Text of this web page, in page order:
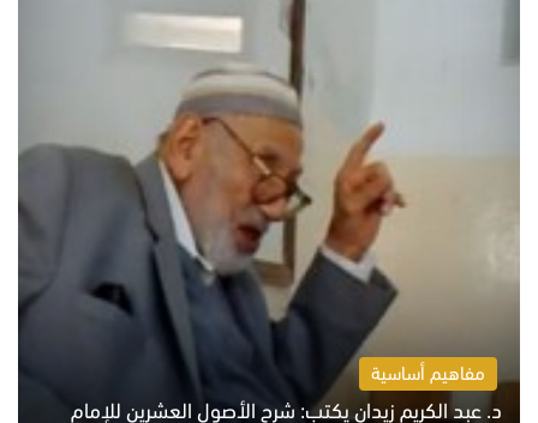
مفاهيم أساسية
د. عبد الكريم زيدان يكتب: شرح الأصول العشرين للإمام